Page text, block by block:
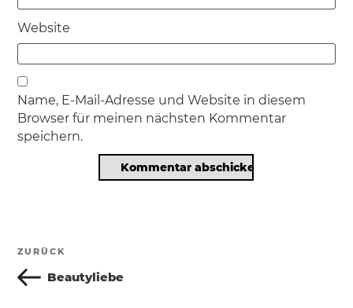
Website
Name, E-Mail-Adresse und Website in diesem
Browser für meinen nächsten Kommentar
speichern.
Beitragsnavigation
Vorheriger
Beitrag
ZURÜCK
Beautyliebe